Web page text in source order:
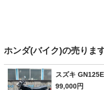
ホンダ(バイク)の売りま
スズキ
99,000円